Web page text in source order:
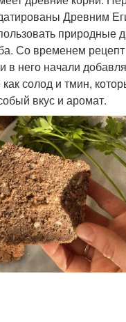
Древним
природные
Со временем рецепт
в него начали
солод и тмин,
вкус и аромат.